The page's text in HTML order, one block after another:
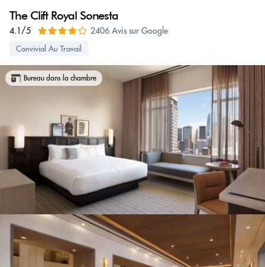
The Clift Royal Sonesta
4.1/5 2406 Avis sur Google
Convivial Au Travail
Bureau dans la chambre